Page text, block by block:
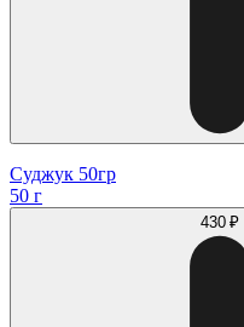
Суджук 50гр
50 г
430 ₽